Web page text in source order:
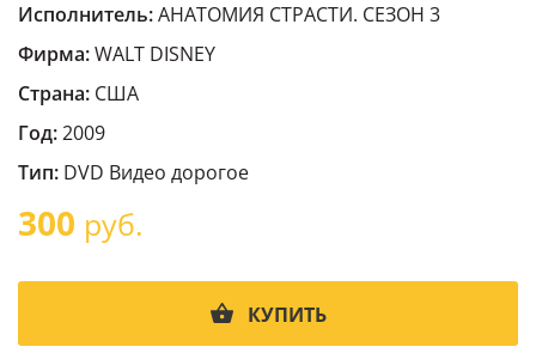
Исполнитель:АНАТОМИЯ СТРАСТИ. СЕЗОН 3
Фирма:WALT DISNEY
Страна: США
Год:2009
Тип: DVD Видео дорогое
300 руб.
КУПИТЬ